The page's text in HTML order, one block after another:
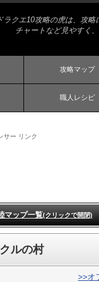
ラクエ10攻略の虎は、攻略
チャートなど見やすく
攻略マップ
職人レシピ
サー リンク
マップ一覧(クリックで開閉)
ルの村
>>オ